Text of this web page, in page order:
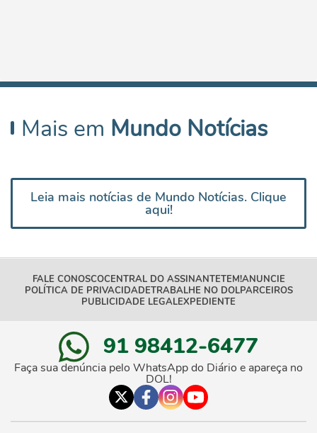
Mais em Mundo Notícias
Leia mais notícias de Mundo Notícias. Clique
aqui!
FALE CONOSCOCENTRAL DO ASSINANTETEM!ANUNCIE
POLÍTICA DE PRIVACIDADETRABALHE NO DOLPARCEIROS
PUBLICIDADE LEGALEXPEDIENTE
91 98412-6477
Faça sua denúncia pelo WhatsApp do Diário e apareça no
DOL!